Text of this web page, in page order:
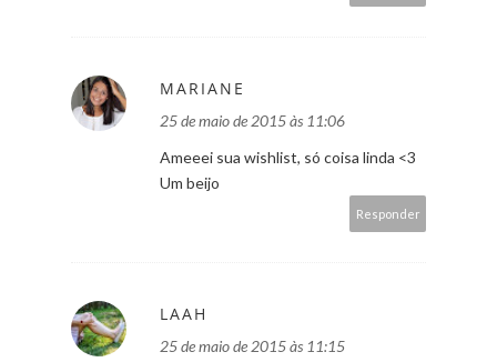
MARIANE
25 de maio de 2015 às 11:06
Ameeei sua wishlist, só coisa linda <3
Um beijo
Responder
LAAH
25 de maio de 2015 às 11:15